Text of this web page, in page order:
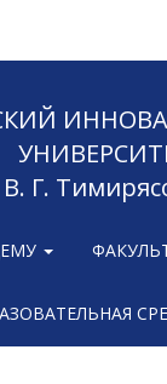
Г.